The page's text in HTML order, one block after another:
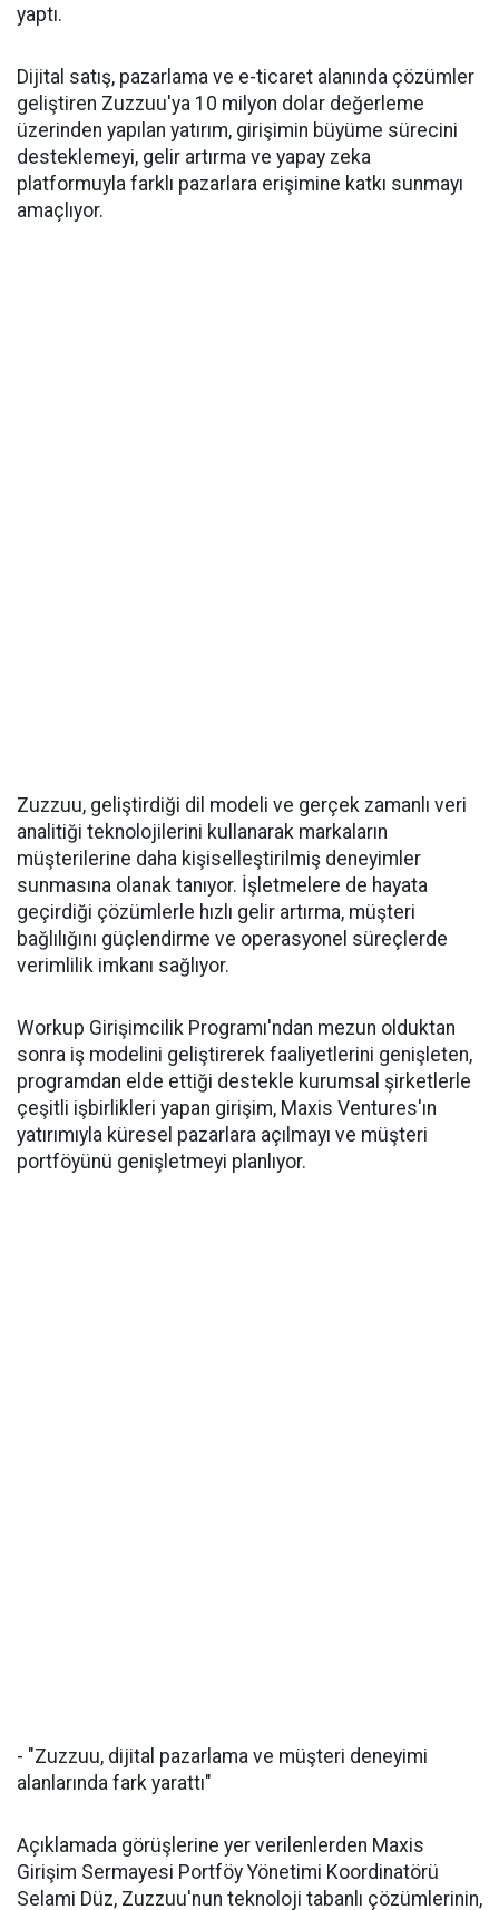
yaptı.
Dijital satış, pazarlama ve e-ticaret alanında çözümler
geliştiren Zuzzuu'ya 10 milyon dolar değerleme
üzerinden yapılan yatırım, girişimin büyüme sürecini
desteklemeyi, gelir artırma ve yapay zeka
platformuyla farklı pazarlara erişimine katkı sunmayı
amaçlıyor.
Zuzzuu, geliştirdiği dil modeli ve gerçek zamanlı veri
analitiği teknolojilerini kullanarak markaların
müşterilerine daha kişiselleştirilmiş deneyimler
sunmasına olanak tanıyor. İşletmelere de hayata
geçirdiği çözümlerle hızlı gelir artırma, müşteri
bağlılığını güçlendirme ve operasyonel süreçlerde
verimlilik imkanı sağlıyor.
Workup Girişimcilik Programı'ndan mezun olduktan
sonra iş modelini geliştirerek faaliyetlerini genişleten,
programdan elde ettiği destekle kurumsal şirketlerle
çeşitli işbirlikleri yapan girişim, Maxis Ventures'ın
yatırımıyla küresel pazarlara açılmayı ve müşteri
portföyünü genişletmeyi planlıyor.
- "Zuzzuu, dijital pazarlama ve müşteri deneyimi
alanlarında fark yarattı"
Açıklamada görüşlerine yer verilenlerden Maxis
Girişim Sermayesi Portföy Yönetimi Koordinatörü
Selami Düz, Zuzzuu'nun teknoloji tabanlı çözümlerinin,